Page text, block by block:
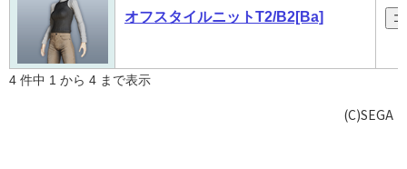
オフスタイルニットT2/B2[Ba]
4 件中 1 から 4 まで表示
(C)SEGA